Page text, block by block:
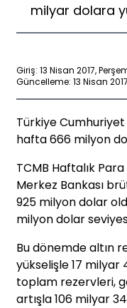
milyar dolara
Giriş: 13 Nisan 2017,
Güncelleme: 13 Nisan
Türkiye
hafta 666 milyon
TCMB Haftalık
Merkez Bankası
925 milyon dolar
milyon dolar
Bu dönemde altın
yükselişle 17 milyar
toplam rezervleri,
artışla 106 milyar